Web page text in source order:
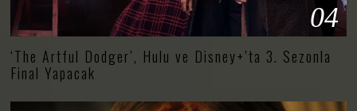
04
‘The Artful Dodger’, Hulu ve Disney+’ta 3. Sezonla
Final Yapacak